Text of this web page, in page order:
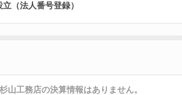
立（法人番号登録）
山工務店の決算情報はありません。